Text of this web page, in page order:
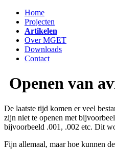
Home
Projecten
Artikelen
Over MGET
Downloads
Contact
Openen van
De laatste tijd komen er veel
zijn niet te openen met
bijvoorbeeld .001, .002 etc. Dit
Fijn allemaal, maar hoe kunnen